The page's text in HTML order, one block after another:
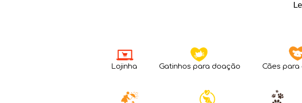
Lojinha Gatinhos para doação Cães